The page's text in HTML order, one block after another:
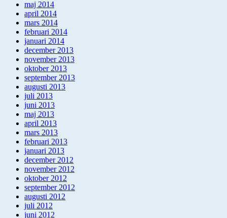
maj 2014
april 2014
mars 2014
februari 2014
januari 2014
december 2013
november 2013
oktober 2013
september 2013
augusti 2013
juli 2013
juni 2013
maj 2013
april 2013
mars 2013
februari 2013
januari 2013
december 2012
november 2012
oktober 2012
september 2012
augusti 2012
juli 2012
juni 2012